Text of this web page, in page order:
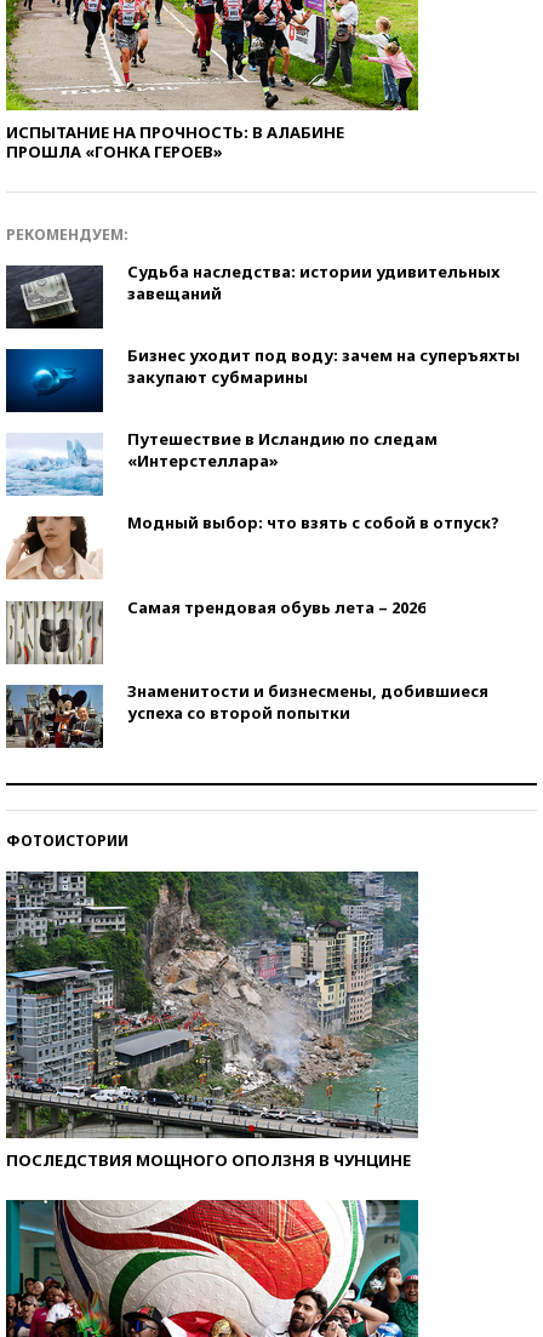
ИСПЫТАНИЕ НА ПРОЧНОСТЬ: В АЛАБИНЕ
ПРОШЛА «ГОНКА ГЕРОЕВ»
РЕКОМЕНДУЕМ:
Судьба наследства: истории удивительных
завещаний
Бизнес уходит под воду: зачем на суперъяхты
закупают субмарины
Путешествие в Исландию по следам
«Интерстеллара»
Модный выбор: что взять с собой в отпуск?
Самая трендовая обувь лета – 2026
Знаменитости и бизнесмены, добившиеся
успеха со второй попытки
ФОТОИСТОРИИ
ПОСЛЕДСТВИЯ МОЩНОГО ОПОЛЗНЯ В ЧУНЦИНЕ